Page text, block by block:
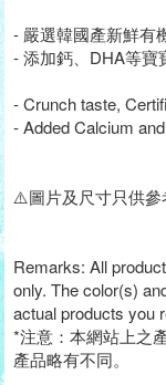
- 嚴選韓國產新鮮有
- 添加鈣、DHA等寶
- Crunch taste,
- Added Calcium
⚠️圖片及尺寸只供
Remarks: All
only. The color(s)
actual products you
*注意：本網站上之
產品略有不同。